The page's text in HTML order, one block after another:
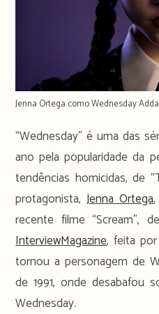
Jenna Ortega como Wednesday
“Wednesday” é uma das
ano pela popularidade da
tendências homicidas, de
protagonista,Jenna Ortega
recente filme “Scream”,
InterviewMagazine, feita
tornou a personagem de
de 1991, onde desabafou
Wednesday.